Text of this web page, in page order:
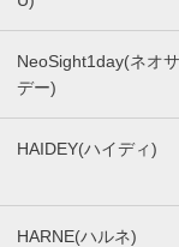
NeoSight1day(ネオ
デー)
HAIDEY(ハイディ)
HARNE(ハルネ)